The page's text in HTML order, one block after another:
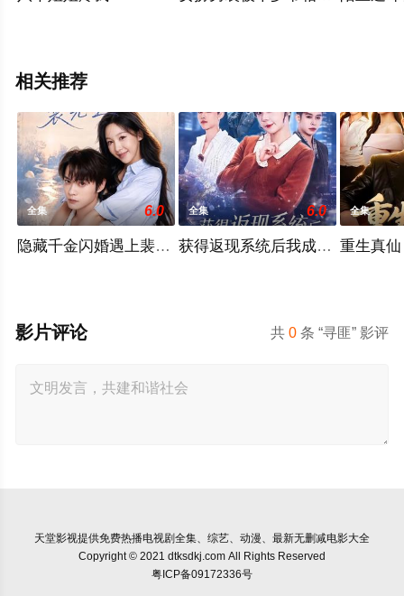
相关推荐
全集 6.0
隐藏千金闪婚遇上裴先生
全集 6.0
获得返现系统后我成了万人迷
全集
重生真
共0 条 “寻匪” 影评
影片评论
天堂影视提供免费热播电视剧全集、综艺、动漫、最新无删减电影大全
Copyright © 2021 dtksdkj.com All Rights Reserved
粤ICP备09172336号